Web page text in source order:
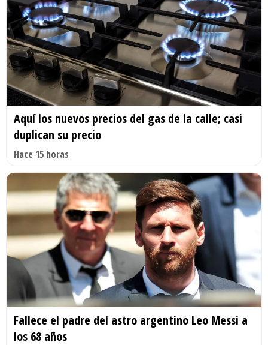
Aquí los nuevos precios del gas de la calle; casi
duplican su precio
Hace 15 horas
Fallece el padre del astro argentino Leo Messi a
los 68 años